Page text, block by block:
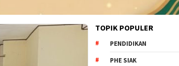
TOPIK POPULER
PENDIDIKAN
PHE SIAK